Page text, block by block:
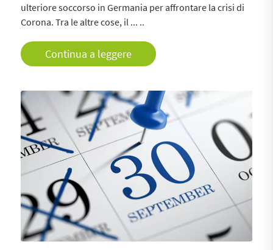
ulteriore soccorso in Germania per affrontare la crisi di
Corona. Tra le altre cose, il ... ..
Continua a leggere